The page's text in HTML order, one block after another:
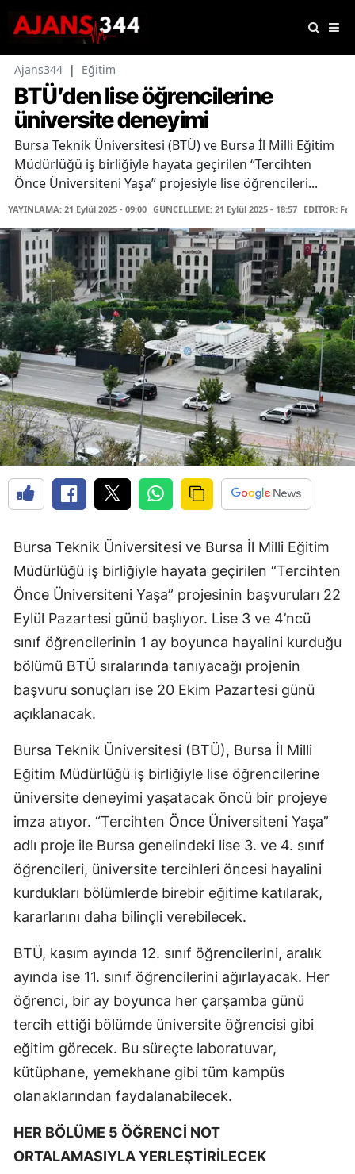
Ajans344 | Eğitim
BTÜ’den lise öğrencilerine
üniversite deneyimi
Bursa Teknik Üniversitesi (BTÜ) ve Bursa İl Milli Eğitim
Müdürlüğü iş birliğiyle hayata geçirilen “Tercihten
Önce Üniversiteni Yaşa” projesiyle lise öğrencileri...
YAYINLAMA: 21 Eylül 2025 - 09:00 GÜNCELLEME: 21 Eylül 2025 - 18:57 EDİTÖR:
Bursa Teknik Üniversitesi ve Bursa İl Milli Eğitim
Müdürlüğü iş birliğiyle hayata geçirilen “Tercihten
Önce Üniversiteni Yaşa” projesinin başvuruları 22
Eylül Pazartesi günü başlıyor. Lise 3 ve 4’ncü
sınıf öğrencilerinin 1 ay boyunca hayalini kurduğu
bölümü BTÜ sıralarında tanıyacağı projenin
başvuru sonuçları ise 20 Ekim Pazartesi günü
açıklanacak.
Bursa Teknik Üniversitesi (BTÜ), Bursa İl Milli
Eğitim Müdürlüğü iş birliğiyle lise öğrencilerine
üniversite deneyimi yaşatacak öncü bir projeye
imza atıyor. “Tercihten Önce Üniversiteni Yaşa”
adlı proje ile Bursa genelindeki lise 3. ve 4. sınıf
öğrencileri, üniversite tercihleri öncesi hayalini
kurdukları bölümlerde birebir eğitime katılarak,
kararlarını daha bilinçli verebilecek.
BTÜ, kasım ayında 12. sınıf öğrencilerini, aralık
ayında ise 11. sınıf öğrencilerini ağırlayacak. Her
öğrenci, bir ay boyunca her çarşamba günü
tercih ettiği bölümde üniversite öğrencisi gibi
eğitim görecek. Bu süreçte laboratuvar,
kütüphane, yemekhane gibi tüm kampüs
olanaklarından faydalanabilecek.
HER BÖLÜME 5 ÖĞRENCİ NOT
ORTALAMASIYLA YERLEŞTİRİLECEK